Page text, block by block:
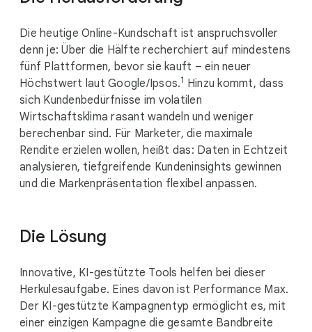
Die heutige Online-Kundschaft ist anspruchsvoller
denn je: Über die Hälfte recherchiert auf mindestens
fünf Plattformen, bevor sie kauft – ein neuer
Höchstwert laut Google/Ipsos.1 Hinzu kommt, dass
sich Kundenbedürfnisse im volatilen
Wirtschaftsklima rasant wandeln und weniger
berechenbar sind. Für Marketer, die maximale
Rendite erzielen wollen, heißt das: Daten in Echtzeit
analysieren, tiefgreifende Kundeninsights gewinnen
und die Markenpräsentation flexibel anpassen.
Die Lösung
Innovative, KI-gestützte Tools helfen bei dieser
Herkulesaufgabe. Eines davon ist Performance Max.
Der KI-gestützte Kampagnentyp ermöglicht es, mit
einer einzigen Kampagne die gesamte Bandbreite